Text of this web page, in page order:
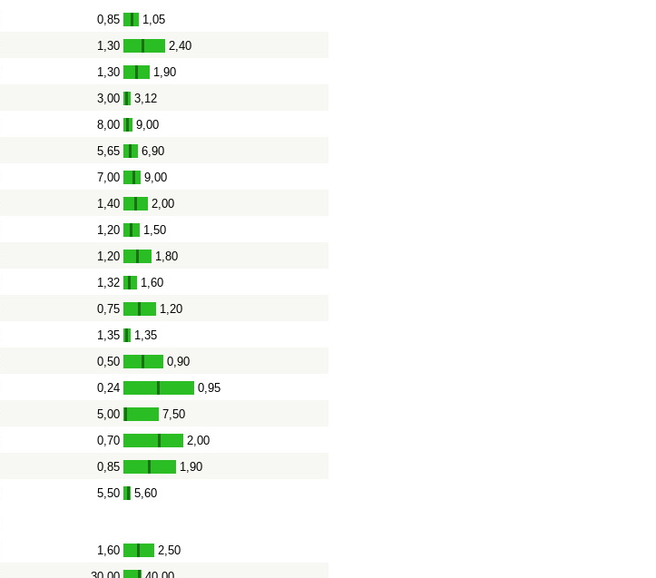
0,85 - 1,05
1,30 - 2,40
1,30 - 1,90
3,00 - 3,12
8,00 - 9,00
5,65 - 6,90
7,00 - 9,00
1,40 - 2,00
1,20 - 1,50
1,20 - 1,80
1,32 - 1,60
0,75 - 1,20
1,35 - 1,35
0,50 - 0,90
0,24 - 0,95
5,00 - 7,50
0,70 - 2,00
0,85 - 1,90
5,50 - 5,60
1,60 - 2,50